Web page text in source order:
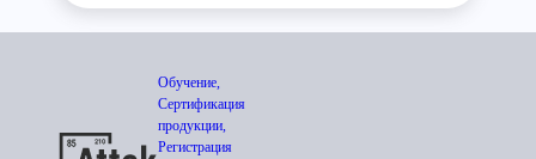
Обучение,
Сертификация
продукции,
Регистрация